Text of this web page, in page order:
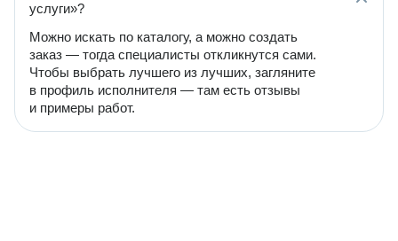
услуги»?
Можно искать по каталогу, а можно создать
заказ — тогда специалисты откликнутся сами.
Чтобы выбрать лучшего из лучших, загляните
в профиль исполнителя — там есть отзывы
и примеры работ.